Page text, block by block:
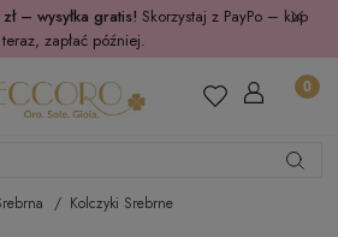
– wysyłka gratis! Skorzystaj z PayPo – kup
teraz, zapłać później.
Kolczyki Srebrne